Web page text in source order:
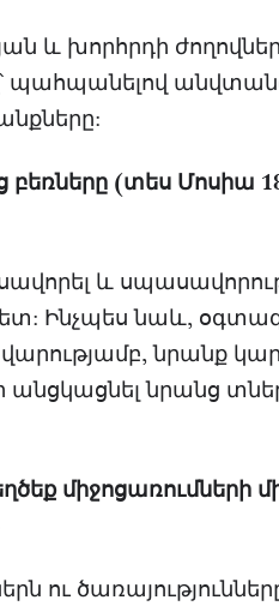
և խորհրդի
բեռները (տես Մոսիա
և
Ինչպես նաև,
նրանք
նրանց
միջոցառումների
ու